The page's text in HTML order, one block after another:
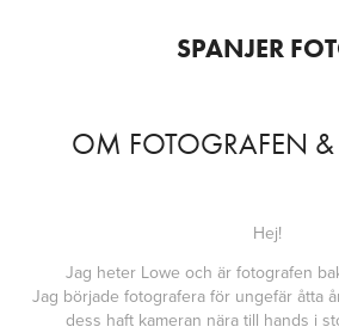
SPANJER
OM FOTOGRAFEN
Hej!
Jag heter Lowe och är fotografen
Jag började fotografera för ungefär åtta
dess haft kameran nära till hands i